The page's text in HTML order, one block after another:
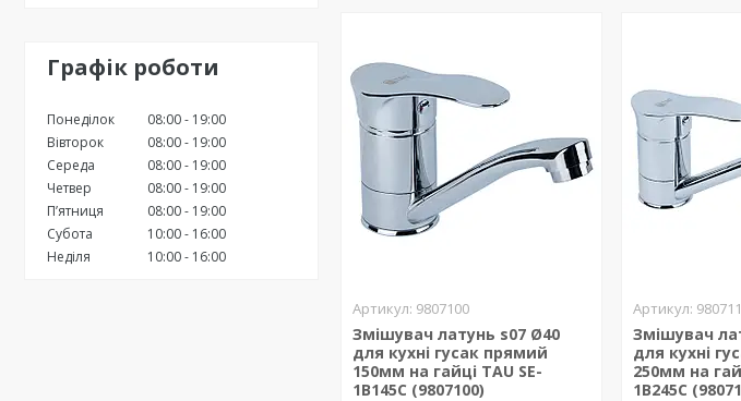
Графік роботи
Понеділок 08:00
19:00
Вівторок
08:00
19:00
Середа
08:00
19:00
Четвер
08:00
19:00
Пʼятниця
08:00
19:00
Субота
10:00
16:00
Неділя
10:00 16:00
9807100
Змішувач латунь s07 Ø40
для кухні гусак прямий
150мм на гайці TAU SE-
1B145C (9807100)
Змішувач
для кухні
250мм на
1B245C